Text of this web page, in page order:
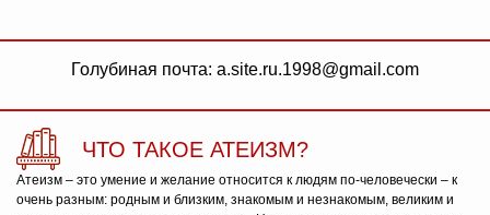
Голубиная почта: a.site.ru.1998@gmail.com
ЧТО ТАКОЕ АТЕИЗМ?
Атеизм – это умение и желание относится к людям по-человечески – к
очень разным: родным и близким, знакомым и незнакомым, великим и